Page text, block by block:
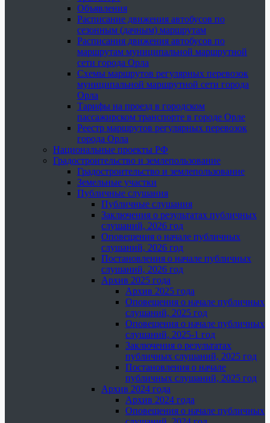
Объявления
Расписание движения автобусов по
сезонным (дачным) маршрутам
Расписания движения автобусов по
маршрутам муниципальной маршрутной
сети города Орла
Схемы маршрутов регулярных перевозок
муниципальной маршрутной сети города
Орла
Тарифы на проезд в городском
пассажирском транспорте в городе Орле
Реестр маршрутов регулярных перевозок
города Орла
Национальные проекты РФ
Градостроительство и землепользование
Градостроительство и землепользование
Земельные участки
Публичные слушания
Публичные слушания
Заключения о результатах публичных
слушаний, 2026 год
Оповещения о начале публичных
слушаний, 2026 год
Постановления о начале публичных
слушаний, 2026 год
Архив 2025 года
Архив 2025 года
Оповещения о начале публичных
слушаний, 2025 год
Оповещения о начале публичных
слушаний, 2025-1 год
Заключения о результатах
публичных слушаний, 2025 год
Постановления о начале
публичных слушаний, 2025 год
Архив 2024 года
Архив 2024 года
Оповещения о начале публичных